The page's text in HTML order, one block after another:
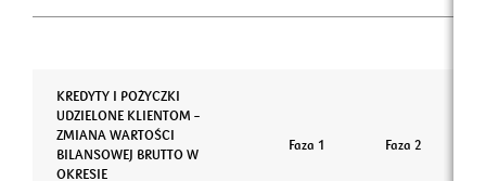
KREDYTY I POŻYCZKI
UDZIELONE KLIENTOM –
ZMIANA WARTOŚCI
BILANSOWEJ BRUTTO W
OKRESIE
Faza 1 Faza 2